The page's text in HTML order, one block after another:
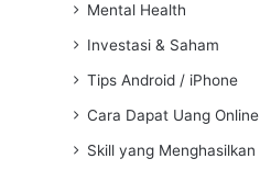
Mental Health
Investasi & Saham
Tips Android / iPhone
Cara Dapat Uang Online
Skill yang Menghasilkan